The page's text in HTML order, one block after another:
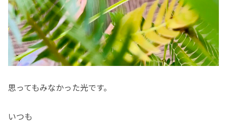
思ってもみなかった光です。
いつも